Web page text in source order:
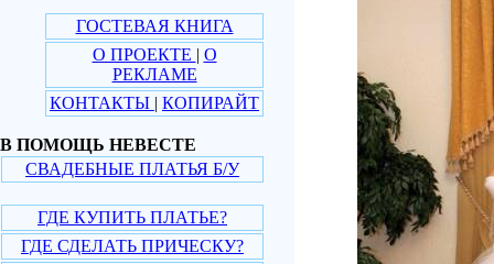
ГОСТЕВАЯ КНИГА
О ПРОЕКТЕ | О
РЕКЛАМЕ
КОНТАКТЫ | КОПИРАЙТ
В ПОМОЩЬ НЕВЕСТЕ
СВАДЕБНЫЕ ПЛАТЬЯ Б/У
ГДЕ КУПИТЬ ПЛАТЬЕ?
ГДЕ СДЕЛАТЬ ПРИЧЕСКУ?